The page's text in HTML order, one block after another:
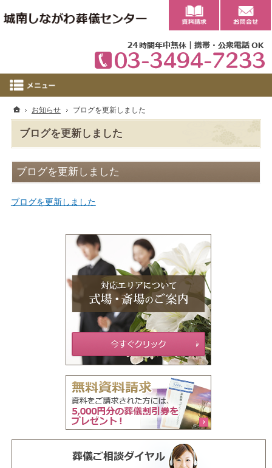
ブログを更新しました
ブログを更新しました
ブログを更新しました
ホーム
お知らせ ブログを更新しました